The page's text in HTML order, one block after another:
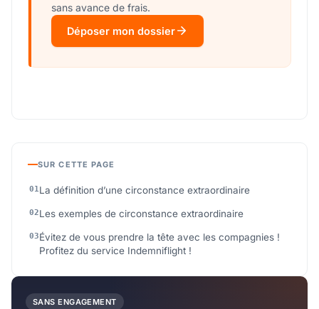
sans avance de frais.
Déposer mon dossier
SUR CETTE PAGE
La définition d’une circonstance extraordinaire
Les exemples de circonstance extraordinaire
Évitez de vous prendre la tête avec les compagnies !
Profitez du service Indemniflight !
SANS ENGAGEMENT